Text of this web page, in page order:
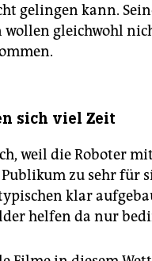
gelingen kann.
wollen gleichwohl
sich viel Zeit
weil die Roboter
zu sehr für
klar
helfen da nur